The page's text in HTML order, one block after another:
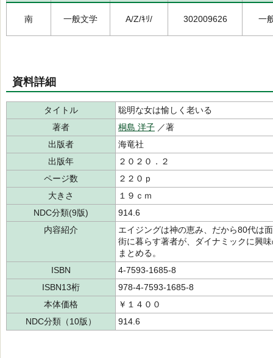
南 一般文学 A/Z/ｷﾘ/ 302009626 一
資料詳細
タイトル
聡明な女は愉しく老いる
著者
桐島 洋子 ／著
出版者
海竜社
出版年
２０２０．２
ページ数
２２０ｐ
大きさ
１９ｃｍ
NDC分類(9版)
914.6
内容紹介
エイジングは神の恵み、だから80代は
街に暮らす著者が、ダイナミックに興
まとめる。
ISBN
4-7593-1685-8
ISBN13桁
978-4-7593-1685-8
本体価格
￥１４００
NDC分類（10版）
914.6